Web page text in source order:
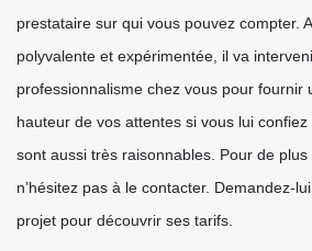
prestataire sur qui vous pouvez compter.
polyvalente et expérimentée, il va
professionnalisme chez vous pour fournir
hauteur de vos attentes si vous lui
sont aussi très raisonnables. Pour de plus
n’hésitez pas à le contacter. Demandez-
projet pour découvrir ses tarifs.